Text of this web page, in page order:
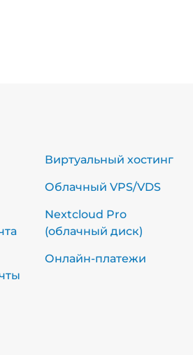
Виртуальный хостинг
Облачный VPS/VDS
Nextcloud Pro
(облачный диск)
Онлайн-платежи